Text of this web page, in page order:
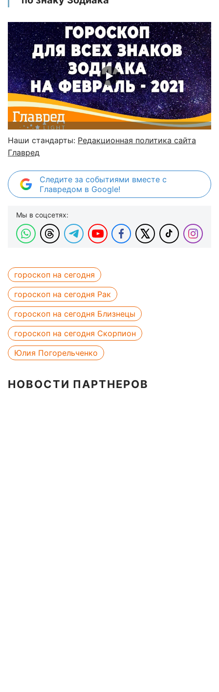
Наши стандарты: Редакционная политика сайта
Главред
Следите за событиями вместе с
Главредом в Google!
Мы в соцсетях:
гороскоп на сегодня
гороскоп на сегодня Рак
гороскоп на сегодня Близнецы
гороскоп на сегодня Скорпион
Юлия Погорельченко
НОВОСТИ ПАРТНЕРОВ